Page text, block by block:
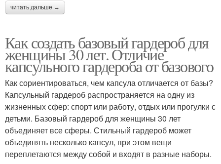
читать дальше →
Как создать базовый гардероб для
женщины 30 лет. Отличие
капсульного гардероба от базового
Как сориентироваться, чем капсула отличается от базы?
Капсульный гардероб распространяется на одну из
жизненных сфер: спорт или работу, отдых или прогулки с
детьми. Базовый гардероб для женщины 30 лет
объединяет все сферы. Стильный гардероб может
объединять несколько капсул, при этом вещи
переплетаются между собой и входят в разные наборы.